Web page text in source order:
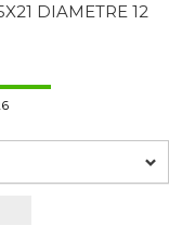
DIAMETRE 12